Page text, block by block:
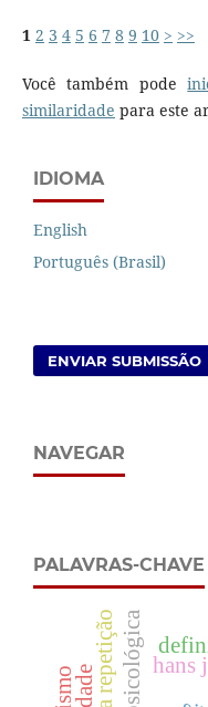
1 2 3 4 5 6 7 8 9 10 > >>
Você também pode
similaridade para este
IDIOMA
English
Português (Brasil)
ENVIAR SUBMISSÃO
NAVEGAR
PALAVRAS-CHAVE
hans